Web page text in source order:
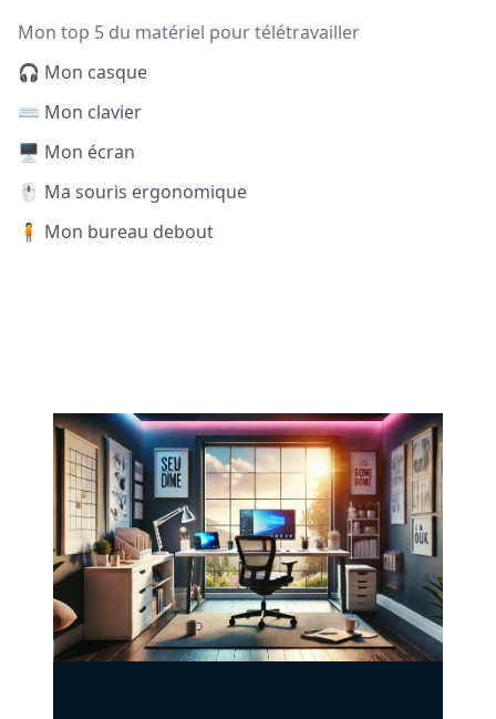
Mon top 5 du matériel pour télétravailler
🎧 Mon casque
⌨️ Mon clavier
🖥️ Mon écran
🖱️ Ma souris ergonomique
🧍 Mon bureau debout